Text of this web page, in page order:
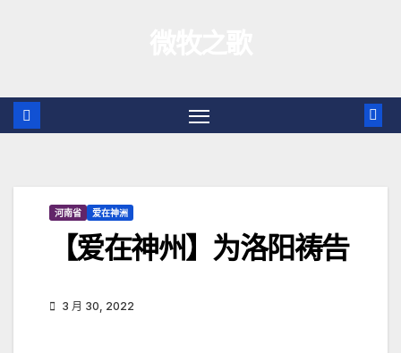
容
河南省 爱在神洲
【爱在神州】为洛阳祷告
3 月 30, 2022